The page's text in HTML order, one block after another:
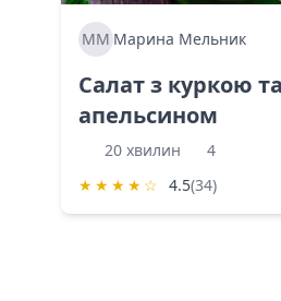
ММ Марина Мельник
Салат з куркою та
апельсином
20 хвилин
4
★ ★ ★ ★ ☆ 4.5(34)